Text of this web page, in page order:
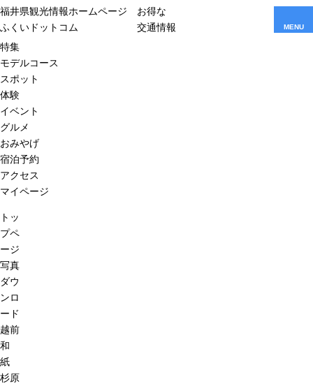
福井県観光情報ホームページ
ふくいドットコム
お得な
交通情報
MENU
特集
モデルコース
スポット
体験
イベント
グルメ
おみやげ
宿泊予約
アクセス
マイページ
トッ
プペ
ージ
写真
ダウ
ンロ
ード
越前
和
紙
杉原